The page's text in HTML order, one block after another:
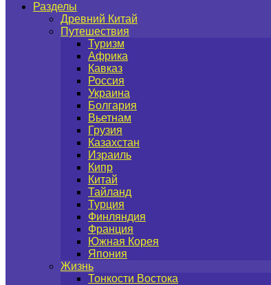
Разделы
Древний Китай
Путешествия
Туризм
Африка
Кавказ
Россия
Украина
Болгария
Вьетнам
Грузия
Казахстан
Израиль
Кипр
Китай
Тайланд
Турция
Финляндия
Франция
Южная Корея
Япония
Жизнь
Тонкости Востока